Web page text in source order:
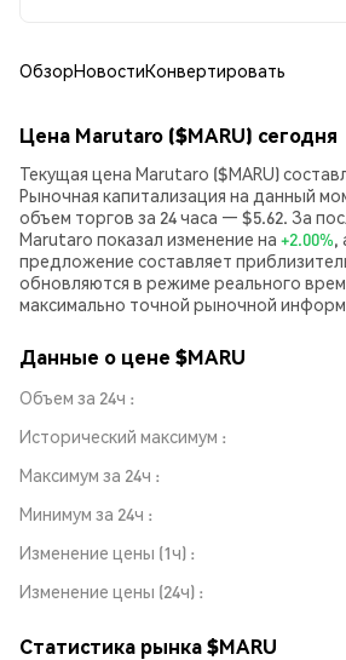
ОбзорНовостиКонвертировать
Цена Marutaro ($MARU) сегодня
Текущая цена Marutaro ($MARU)
Рыночная капитализация на данный
объем торгов за 24 часа — $5.62. За
Marutaro показал изменение на +2.00%,
предложение составляет
обновляются в режиме реального
максимально точной рыночной
Данные о цене $MARU
Объем за 24ч
Исторический максимум
Максимум за 24ч
Минимум за 24ч
Изменение цены (1ч)
Изменение цены (24ч)
Статистика рынка $MARU